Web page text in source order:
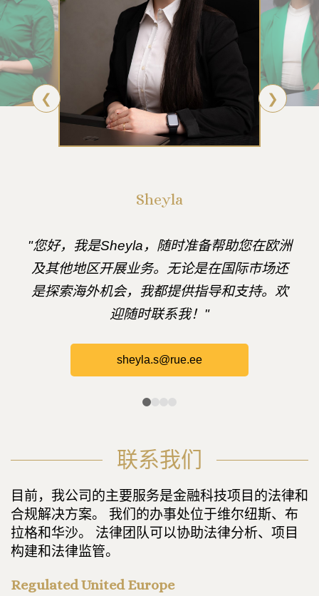
❮ ❯
Sheyla
"您好，我是Sheyla，随时准备帮助您在欧洲
及其他地区开展业务。无论是在国际市场还
是探索海外机会，我都提供指导和支持。欢
迎随时联系我！"
sheyla.s@rue.ee
联系我们
目前，我公司的主要服务是金融科技项目的法律和
合规解决方案。 我们的办事处位于维尔纽斯、布
拉格和华沙。 法律团队可以协助法律分析、项目
构建和法律监管。
Regulated United Europe